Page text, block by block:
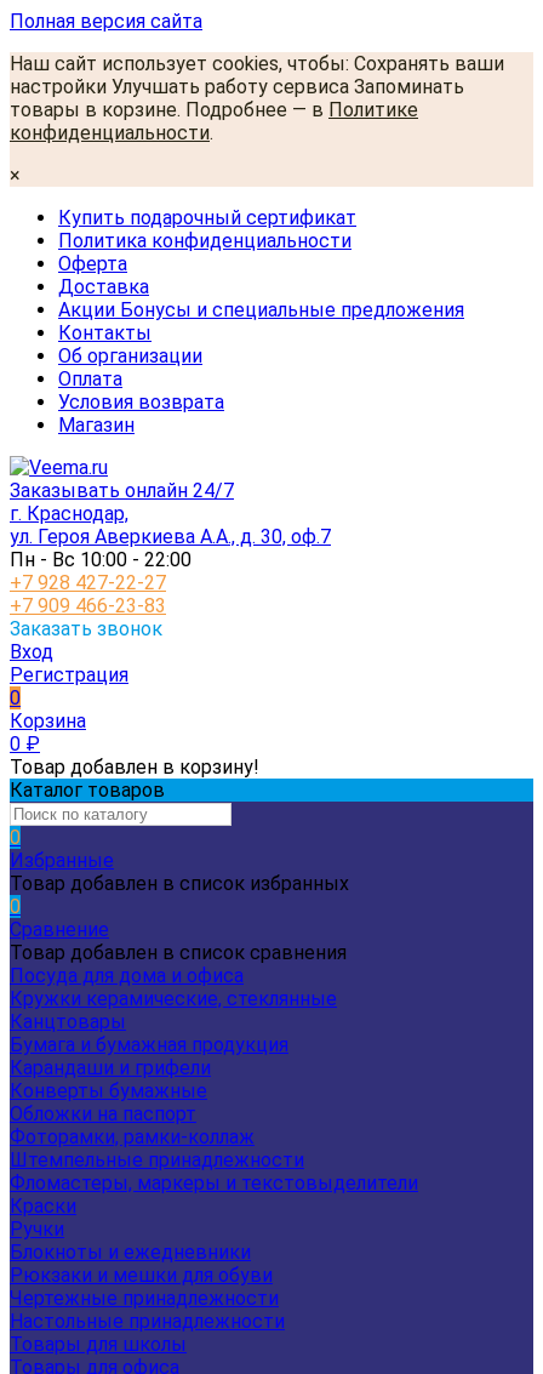
Полная версия сайта
Наш сайт использует cookies, чтобы: Сохранять ваши
настройки Улучшать работу сервиса Запоминать
товары в корзине. Подробнее — в Политике
конфиденциальности.
×
Купить подарочный сертификат
Политика конфиденциальности
Оферта
Доставка
Акции Бонусы и специальные предложения
Контакты
Об организации
Оплата
Условия возврата
Магазин
Заказывать онлайн 24/7
г. Краснодар,
ул. Героя Аверкиева А.А., д. 30, оф.7
Пн - Вс 10:00 - 22:00
+7 928 427-22-27
+7 909 466-23-83
Заказать звонок
Вход
Регистрация
0
Корзина
0 ₽
Товар добавлен в корзину!
Каталог товаров
0
Избранные
Товар добавлен в список избранных
0
Сравнение
Товар добавлен в список сравнения
Посуда для дома и офиса
Кружки керамические, стеклянные
Канцтовары
Бумага и бумажная продукция
Карандаши и грифели
Конверты бумажные
Обложки на паспорт
Фоторамки, рамки-коллаж
Штемпельные принадлежности
Фломастеры, маркеры и текстовыделители
Краски
Ручки
Блокноты и ежедневники
Рюкзаки и мешки для обуви
Чертежные принадлежности
Настольные принадлежности
Товары для школы
Товары для офиса